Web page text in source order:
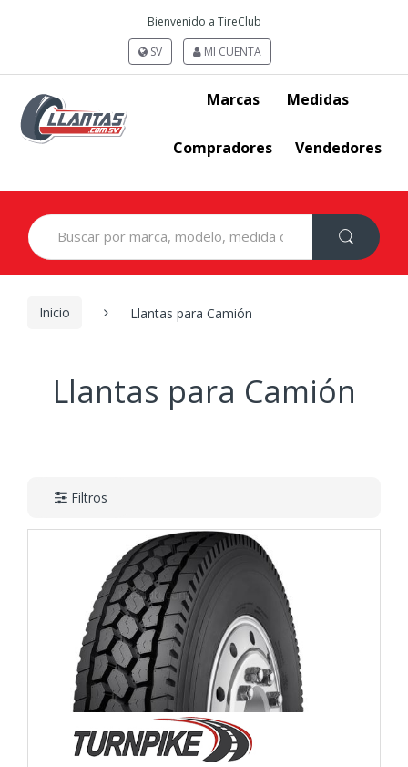
Bienvenido a TireClub
SV
MI CUENTA
Marcas Medidas
Compradores Vendedores
Search
for:
Inicio Llantas para Camión
Llantas para Camión
Filtros